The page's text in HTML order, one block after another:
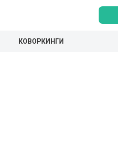
КОВОРКИНГИ